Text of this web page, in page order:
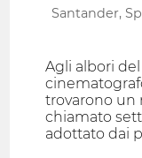
Santander,
Agli albori
trovarono un
chiamato
adottato dai